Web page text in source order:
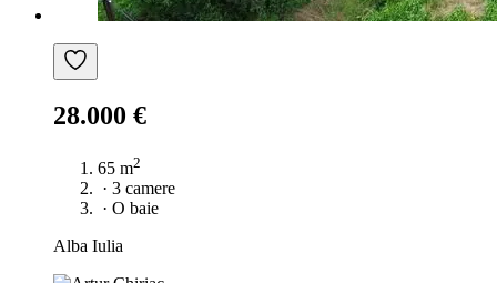
28.000 €
65 m2
· 3 camere
· O baie
Alba Iulia